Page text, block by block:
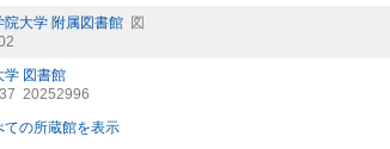
院大学 附属図書館 図
学 図書館
20252996
ての所蔵館を表示